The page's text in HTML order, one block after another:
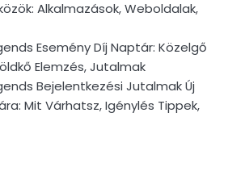
Alkalmazások, Weboldalak,
Esemény Díj Naptár: Közelgő
Elemzés, Jutalmak
Bejelentkezési Jutalmak Új
Mit Várhatsz, Igénylés Tippek,